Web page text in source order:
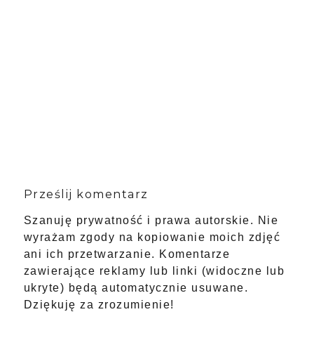
Prześlij komentarz
Szanuję prywatność i prawa autorskie. Nie
wyrażam zgody na kopiowanie moich zdjęć
ani ich przetwarzanie. Komentarze
zawierające reklamy lub linki (widoczne lub
ukryte) będą automatycznie usuwane.
Dziękuję za zrozumienie!